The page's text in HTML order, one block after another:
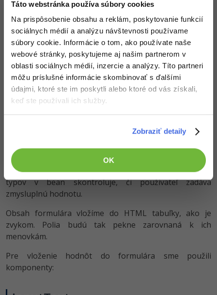
Táto webstránka používa súbory cookies
Na prispôsobenie obsahu a reklám, poskytovanie funkcií
sociálnych médií a analýzu návštevnosti používame
súbory cookie. Informácie o tom, ako používate naše
webové stránky, poskytujeme aj našim partnerom v
oblasti sociálnych médií, inzercie a analýzy. Títo partneri
môžu príslušné informácie skombinovať s ďalšími
údajmi, ktoré ste im poskytli alebo ktoré od vás získali,
keď ste používali ich služby.
Zobraziť detaily
OK
</h:body>
Form
Formulár s kalkulačkou vložíme do JSF komponenty
<h:form> . Práve táto komponenta sa následne
vyrenderuje ako HTML formulár.
Dovnútra vložíme komponent <h:messages> . Tam
nám JSF vypíše prípadné chybové hlášky validátora
formulára. Áno, aj to urobí JSF za nás, podľa dátových
typov v bean skontroluje, či používateľ zadáva
zmysluplnú hodnotu.
Obsah formulára vložíme do HTML tabuľky, ako je
zvykom. Polia budú tak pekne zarovnaná k ich
menovkám.
Pre vloženie hodnôt do formulára sme použili
komponenty: